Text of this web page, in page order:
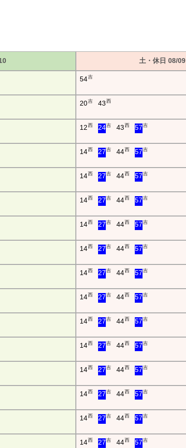
土・休日 08/09
54吉
20吉 43西
12西 24吉 43 西 57 吉
14西 27吉 44西 57 吉
14西 27吉 44西 57 吉
14西 27吉 44西 57 吉
14西 27吉 44西 57 吉
14西 27吉 44西 57 吉
14西 27吉 44西 57 吉
14西 27吉 44西 57 吉
14西 27吉 44西 57 吉
14西 27吉 44西 57 吉
14西 27吉 44西 57 吉
14西 27吉 44西 57 吉
14西 27吉 44西 57 吉
14西 27吉 44西 57 吉